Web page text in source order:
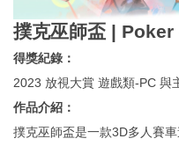
撲克巫師盃 |
得獎紀錄：
2023 放視大賞 遊戲類-PC 與
作品介紹：
撲克巫師盃是一款3D多人賽